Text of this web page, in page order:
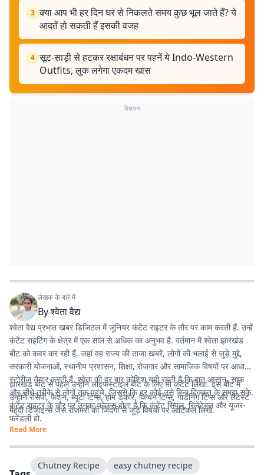
3 क्या आप भी हर दिन घर से निकलते समय कुछ भूल जाते हैं? ये
आदतें हो सकती हैं इसकी वजह
4 सूट-साड़ी से हटकर रक्षाबंधन पर पहनें ये Indo-Western
Outfits, लुक लगेगा एकदम खास
विज्ञापन
लेखक के बारे में
Byश्वेता वैद्य
श्वेता वैद्य प्रभात खबर डिजिटल में जूनियर कंटेंट राइटर के तौर पर काम करती हैं. उन्हें
कंटेंट राइटिंग के क्षेत्र में एक साल से अधिक का अनुभव है. वर्तमान में श्वेता झारखंड
बीट को कवर कर रही हैं, जहां वह राज्य की ताजा खबरें, लोगों की भलाई से जुड़े मुद्दे,
सरकारी योजनाओं, स्थानीय प्रशासन, शिक्षा, रोजगार और सामाजिक विषयों पर आधारित
स्टोरीज तैयार करती हैं. श्वेता की हर बार कोशिश यही रहती है कि बात आसान, साफ
और सीधे तरीके से लोगों तक पहुंचे, जिससे कि हर कोई उसे बिना दिक्कत के समझ सके.
कंटेंट राइटर के तौर पर उनका फोकस होता है कि कंटेंट सिंपल, रिलेटेबल और यूजर-
फ्रेंडली हो.
झारखंड बीट से पहले उन्होंने लाइफस्टाइल बीट के लिए भी कंटेंट लिखा. इस बीट में
उन्होंने रेसिपी, फैशन, ब्यूटी टिप्स, होम डेकोर, किचन टिप्स, गार्डनिंग टिप्स और लेटेस्ट
मेहंदी डिजाइन्स जैसे रोजमर्रा की जिंदगी से जुड़े विषयों पर आर्टिकल लिखे.
Read More
Chutney Recipe easy chutney recipe